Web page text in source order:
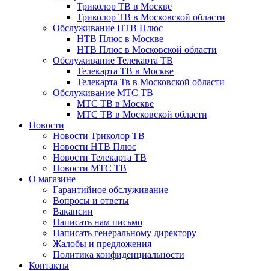
Триколор ТВ в Москве
Триколор ТВ в Московской области
Обслуживание НТВ Плюс
НТВ Плюс в Москве
НТВ Плюс в Московской области
Обслуживание Телекарта ТВ
Телекарта ТВ в Москве
Телекарта Тв в Московской области
Обслуживание МТС ТВ
МТС ТВ в Москве
МТС ТВ в Московской области
Новости
Новости Триколор ТВ
Новости НТВ Плюс
Новости Телекарта ТВ
Новости МТС ТВ
О магазине
Гарантийное обслуживание
Вопросы и ответы
Вакансии
Написать нам письмо
Написать генеральному директору
Жалобы и предложения
Политика конфиденциальности
Контакты